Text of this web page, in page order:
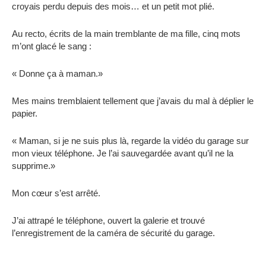
croyais perdu depuis des mois… et un petit mot plié.
Au recto, écrits de la main tremblante de ma fille, cinq mots
m’ont glacé le sang :
« Donne ça à maman.»
Mes mains tremblaient tellement que j’avais du mal à déplier le
papier.
« Maman, si je ne suis plus là, regarde la vidéo du garage sur
mon vieux téléphone. Je l’ai sauvegardée avant qu’il ne la
supprime.»
Mon cœur s’est arrêté.
J’ai attrapé le téléphone, ouvert la galerie et trouvé
l’enregistrement de la caméra de sécurité du garage.